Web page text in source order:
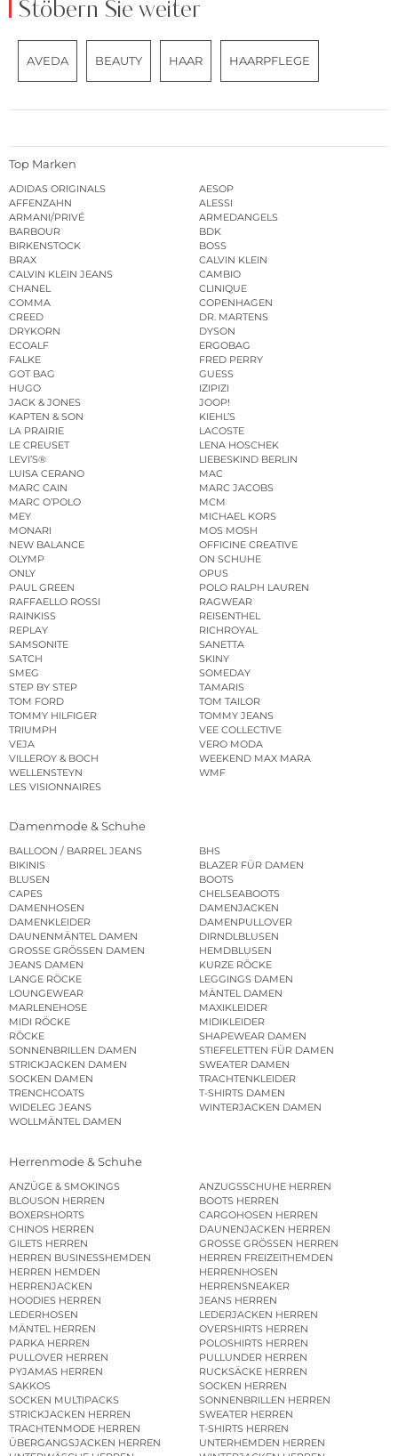
Stöbern Sie weiter
AVEDA BEAUTY HAAR HAARPFLEGE
Top Marken
ADIDAS ORIGINALS
AESOP
AFFENZAHN
ALESSI
ARMANI/PRIVÉ
ARMEDANGELS
BARBOUR
BDK
BIRKENSTOCK
BOSS
BRAX
CALVIN KLEIN
CALVIN KLEIN JEANS
CAMBIO
CHANEL
CLINIQUE
COMMA
COPENHAGEN
CREED
DR. MARTENS
DRYKORN
DYSON
ECOALF
ERGOBAG
FALKE
FRED PERRY
GOT BAG
GUESS
HUGO
IZIPIZI
JACK & JONES
JOOP!
KAPTEN & SON
KIEHL’S
LA PRAIRIE
LACOSTE
LE CREUSET
LENA HOSCHEK
LEVI’S®
LIEBESKIND BERLIN
LUISA CERANO
MAC
MARC CAIN
MARC JACOBS
MARC O’POLO
MCM
MEY
MICHAEL KORS
MONARI
MOS MOSH
NEW BALANCE
OFFICINE CREATIVE
OLYMP
ON SCHUHE
ONLY
OPUS
PAUL GREEN
POLO RALPH LAUREN
RAFFAELLO ROSSI
RAGWEAR
RAINKISS
REISENTHEL
REPLAY
RICHROYAL
SAMSONITE
SANETTA
SATCH
SKINY
SMEG
SOMEDAY
STEP BY STEP
TAMARIS
TOM FORD
TOM TAILOR
TOMMY HILFIGER
TOMMY JEANS
TRIUMPH
VEE COLLECTIVE
VEJA
VERO MODA
VILLEROY & BOCH
WEEKEND MAX MARA
WELLENSTEYN
WMF
LES VISIONNAIRES
Damenmode & Schuhe
BALLOON / BARREL JEANS
BHS
BIKINIS
BLAZER FÜR DAMEN
BLUSEN
BOOTS
CAPES
CHELSEABOOTS
DAMENHOSEN
DAMENJACKEN
DAMENKLEIDER
DAMENPULLOVER
DAUNENMÄNTEL DAMEN
DIRNDLBLUSEN
GROSSE GRÖSSEN DAMEN
HEMDBLUSEN
JEANS DAMEN
KURZE RÖCKE
LANGE RÖCKE
LEGGINGS DAMEN
LOUNGEWEAR
MÄNTEL DAMEN
MARLENEHOSE
MAXIKLEIDER
MIDI RÖCKE
MIDIKLEIDER
RÖCKE
SHAPEWEAR DAMEN
SONNENBRILLEN DAMEN
STIEFELETTEN FÜR DAMEN
STRICKJACKEN DAMEN
SWEATER DAMEN
SOCKEN DAMEN
TRACHTENKLEIDER
TRENCHCOATS
T-SHIRTS DAMEN
WIDELEG JEANS
WINTERJACKEN DAMEN
WOLLMÄNTEL DAMEN
Herrenmode & Schuhe
ANZÜGE & SMOKINGS
ANZUGSSCHUHE HERREN
BLOUSON HERREN
BOOTS HERREN
BOXERSHORTS
CARGOHOSEN HERREN
CHINOS HERREN
DAUNENJACKEN HERREN
GILETS HERREN
GROSSE GRÖSSEN HERREN
HERREN BUSINESSHEMDEN
HERREN FREIZEITHEMDEN
HERREN HEMDEN
HERRENHOSEN
HERRENJACKEN
HERRENSNEAKER
HOODIES HERREN
JEANS HERREN
LEDERHOSEN
LEDERJACKEN HERREN
MÄNTEL HERREN
OVERSHIRTS HERREN
PARKA HERREN
POLOSHIRTS HERREN
PULLOVER HERREN
PULLUNDER HERREN
PYJAMAS HERREN
RUCKSÄCKE HERREN
SAKKOS
SOCKEN HERREN
SOCKEN MULTIPACKS
SONNENBRILLEN HERREN
STRICKJACKEN HERREN
SWEATER HERREN
TRACHTENMODE HERREN
T-SHIRTS HERREN
ÜBERGANGSJACKEN HERREN
UNTERHEMDEN HERREN